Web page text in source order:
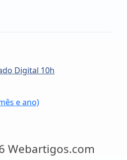
Digital 10h
e ano)
Webartigos.com